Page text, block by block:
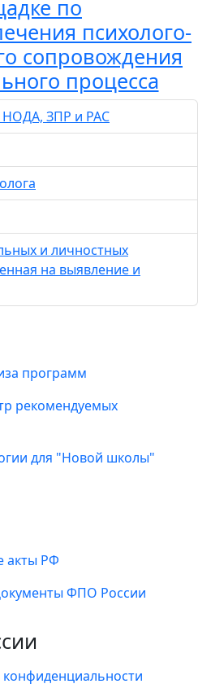
по
психолого-
сопровождения
процесса
НОДА, ЗПР и РАС
и личностных
на выявление и
программ
рекомендуемых
для "Новой школы"
акты РФ
ФПО России